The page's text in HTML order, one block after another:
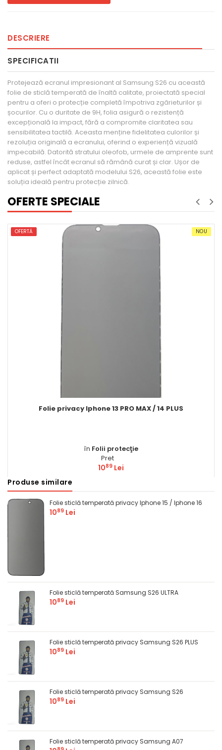
DESCRIERE
SPECIFICATII
Protejează ecranul impresionant al Samsung S26 cu această
folie de sticlă temperată de înaltă calitate, proiectată special
pentru a oferi o protecție completă împotriva zgârieturilor și
șocurilor. Cu o duritate de 9H, folia asigură o rezistență
excepțională la impact, fără a compromite claritatea sau
sensibilitatea tactilă. Aceasta menține fidelitatea culorilor și
rezoluția originală a ecranului, oferind o experiență vizuală
impecabilă. Datorită stratului oleofob, urmele de amprente sunt
reduse, astfel încât ecranul să rămână curat și clar. Ușor de
aplicat și perfect adaptată modelului S26, această folie este
soluția ideală pentru protecție zilnică.
OFERTE SPECIALE
OFERTĂ NOU
Folie privacy Iphone 13 PRO MAX / 14 PLUS
în Folii protecţie
Pret
1089 Lei
Comandă
Produse similare
Folie sticlă temperată privacy Iphone 15 / Iphone 16
1089 Lei
Folie sticlă temperată Samsung S26 ULTRA
1089 Lei
Folie sticlă temperată privacy Samsung S26 PLUS
1089 Lei
Folie sticlă temperată privacy Samsung S26
1089 Lei
Folie sticlă temperată privacy Samsung A07